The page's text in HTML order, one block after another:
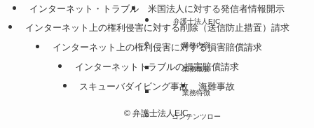
インターネット・トラブル
米国法人に対する発信者情報開示
インターネット上の権利侵害に対する削除（送信防止措置）請求
インターネット上の権利侵害に対する損害賠償請求
インターネットトラブルの損害賠償請求
スキューバダイビング事故
海難事故
©弁護士法人EIC.
弁護士法人EIC
業務内容
業務概要
業務特徴
コンテンツロー